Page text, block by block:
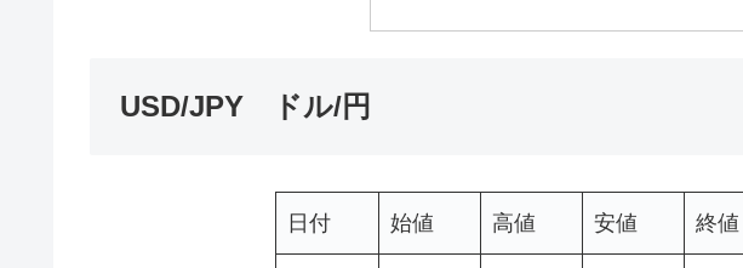
USD/JPY ドル/円
日付 始値 高値 安値 終値